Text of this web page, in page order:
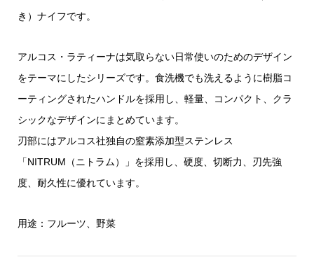
き）ナイフです。
アルコス・ラティーナは気取らない日常使いのためのデザイン
をテーマにしたシリーズです。食洗機でも洗えるように樹脂コ
ーティングされたハンドルを採用し、軽量、コンパクト、クラ
シックなデザインにまとめています。
刃部にはアルコス社独自の窒素添加型ステンレス
「NITRUM（ニトラム）」を採用し、硬度、切断力、刃先強
度、耐久性に優れています。
用途：フルーツ、野菜